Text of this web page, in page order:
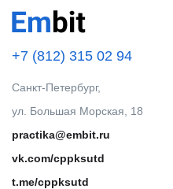
+7 (812) 315 02 94
Санкт-Петербург,
ул. Большая Морская, 18
practika@embit.ru
vk.com/cppksutd
t.me/cppksutd